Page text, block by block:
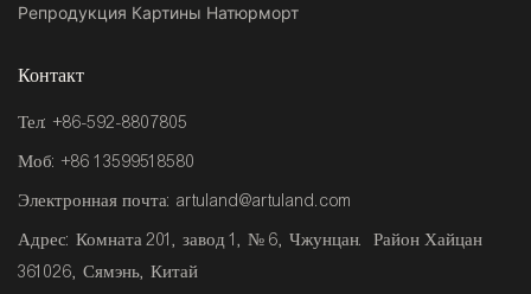
Репродукция Картины Натюрморт
Контакт
Тел: +86-592-8807805
Моб: +86 13599518580
Электронная почта: artuland@artuland.com
Адрес: Комната 201, завод 1, № 6, Чжунцан. Район Хайцан
361026, Сямэнь, Китай